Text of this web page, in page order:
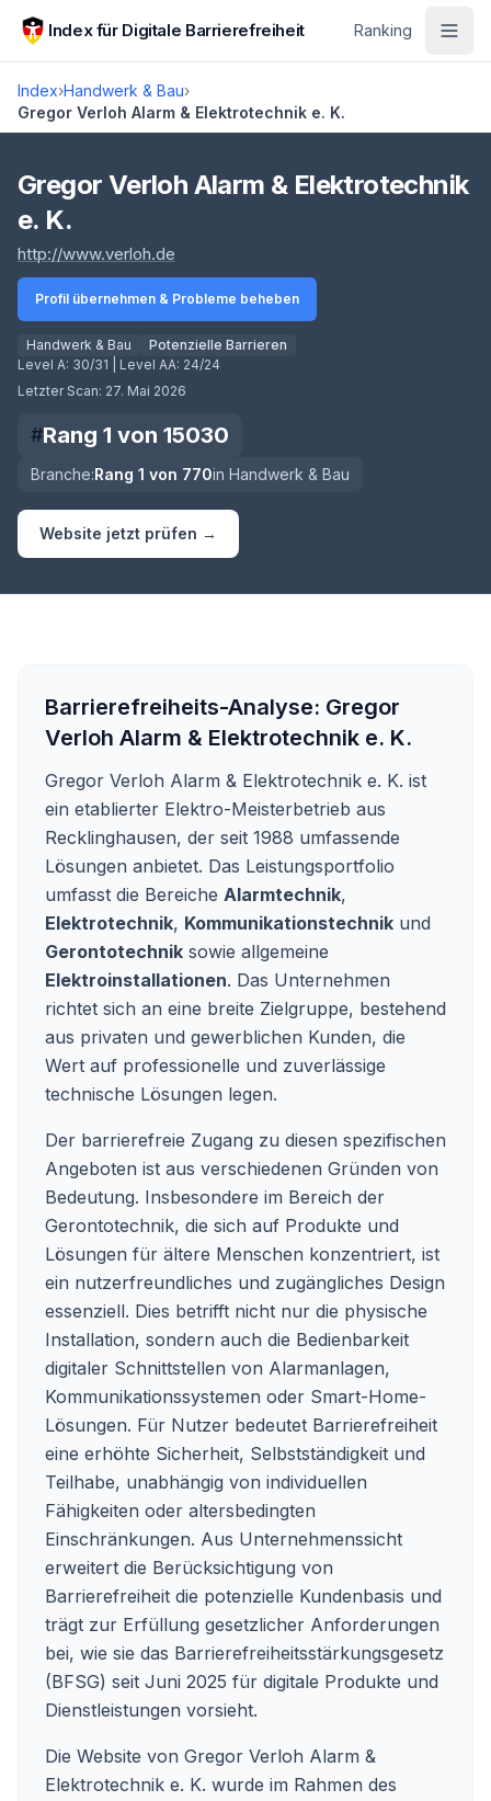
Zum Hauptinhalt springen
Index für Digitale Barrierefreiheit Ranking
Index›Handwerk & Bau›
Gregor Verloh Alarm & Elektrotechnik e. K.
Score lädt
Gregor Verloh Alarm & Elektrotechnik
e. K.
http://www.verloh.de
Profil übernehmen & Probleme beheben
Handwerk & Bau
Potenzielle Barrieren
Level A: 30/31 | Level AA: 24/24
Letzter Scan: 27. Mai 2026
#Rang 1 von 15030
Branche:Rang 1 von 770in Handwerk & Bau
Website jetzt prüfen →
Barrierefreiheits-Analyse: Gregor
Verloh Alarm & Elektrotechnik e. K.
Gregor Verloh Alarm & Elektrotechnik e. K. ist
ein etablierter Elektro-Meisterbetrieb aus
Recklinghausen, der seit 1988 umfassende
Lösungen anbietet. Das Leistungsportfolio
umfasst die Bereiche Alarmtechnik,
Elektrotechnik, Kommunikationstechnik und
Gerontotechnik sowie allgemeine
Elektroinstallationen. Das Unternehmen
richtet sich an eine breite Zielgruppe, bestehend
aus privaten und gewerblichen Kunden, die
Wert auf professionelle und zuverlässige
technische Lösungen legen.
Der barrierefreie Zugang zu diesen spezifischen
Angeboten ist aus verschiedenen Gründen von
Bedeutung. Insbesondere im Bereich der
Gerontotechnik, die sich auf Produkte und
Lösungen für ältere Menschen konzentriert, ist
ein nutzerfreundliches und zugängliches Design
essenziell. Dies betrifft nicht nur die physische
Installation, sondern auch die Bedienbarkeit
digitaler Schnittstellen von Alarmanlagen,
Kommunikationssystemen oder Smart-Home-
Lösungen. Für Nutzer bedeutet Barrierefreiheit
eine erhöhte Sicherheit, Selbstständigkeit und
Teilhabe, unabhängig von individuellen
Fähigkeiten oder altersbedingten
Einschränkungen. Aus Unternehmenssicht
erweitert die Berücksichtigung von
Barrierefreiheit die potenzielle Kundenbasis und
trägt zur Erfüllung gesetzlicher Anforderungen
bei, wie sie das Barrierefreiheitsstärkungsgesetz
(BFSG) seit Juni 2025 für digitale Produkte und
Dienstleistungen vorsieht.
Die Website von Gregor Verloh Alarm &
Elektrotechnik e. K. wurde im Rahmen des